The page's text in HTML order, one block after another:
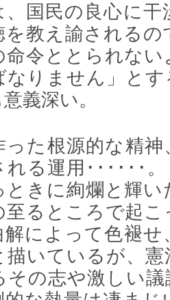
、国民の良心に
を教え諭される
命令ととられな
なりません」と
義深い。
った根源的な精
れる運用 ･･････
ときに絢爛と輝
至るところで起
解によって色褪
描いているが、
その志や激しい